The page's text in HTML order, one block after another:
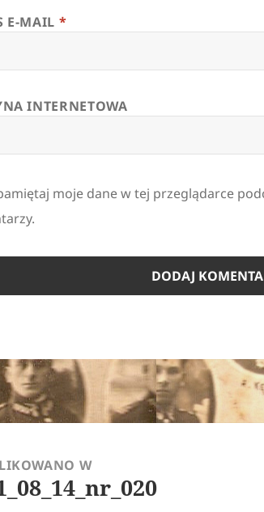
E-MAIL *
INTERNETOWA
moje dane w tej przeglądarce
W